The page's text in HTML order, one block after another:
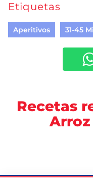
Etiquetas
Aperitivos 31-45
Recetas